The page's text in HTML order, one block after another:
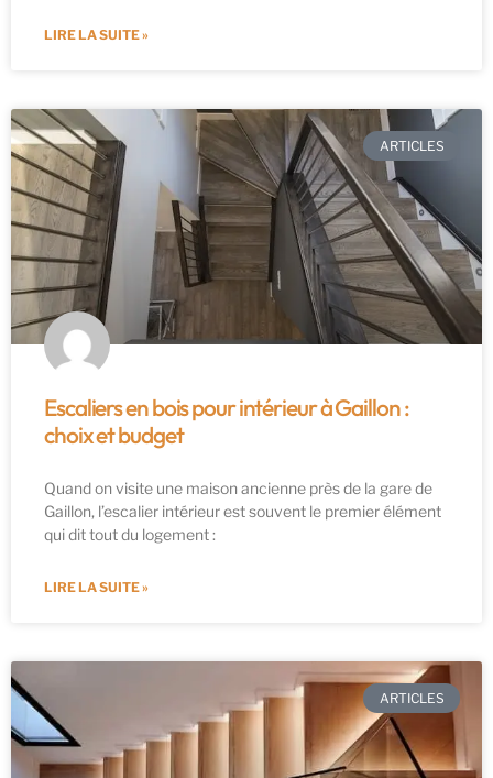
LIRE LA SUITE »
ARTICLES
Escaliers en bois pour intérieur à Gaillon :
choix et budget
Quand on visite une maison ancienne près de la gare de
Gaillon, l’escalier intérieur est souvent le premier élément
qui dit tout du logement :
LIRE LA SUITE »
ARTICLES